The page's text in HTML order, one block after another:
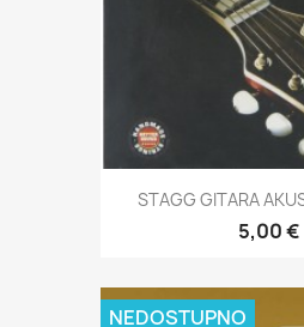
STAGG GITARA
5,00 €
NEDOSTUPNO